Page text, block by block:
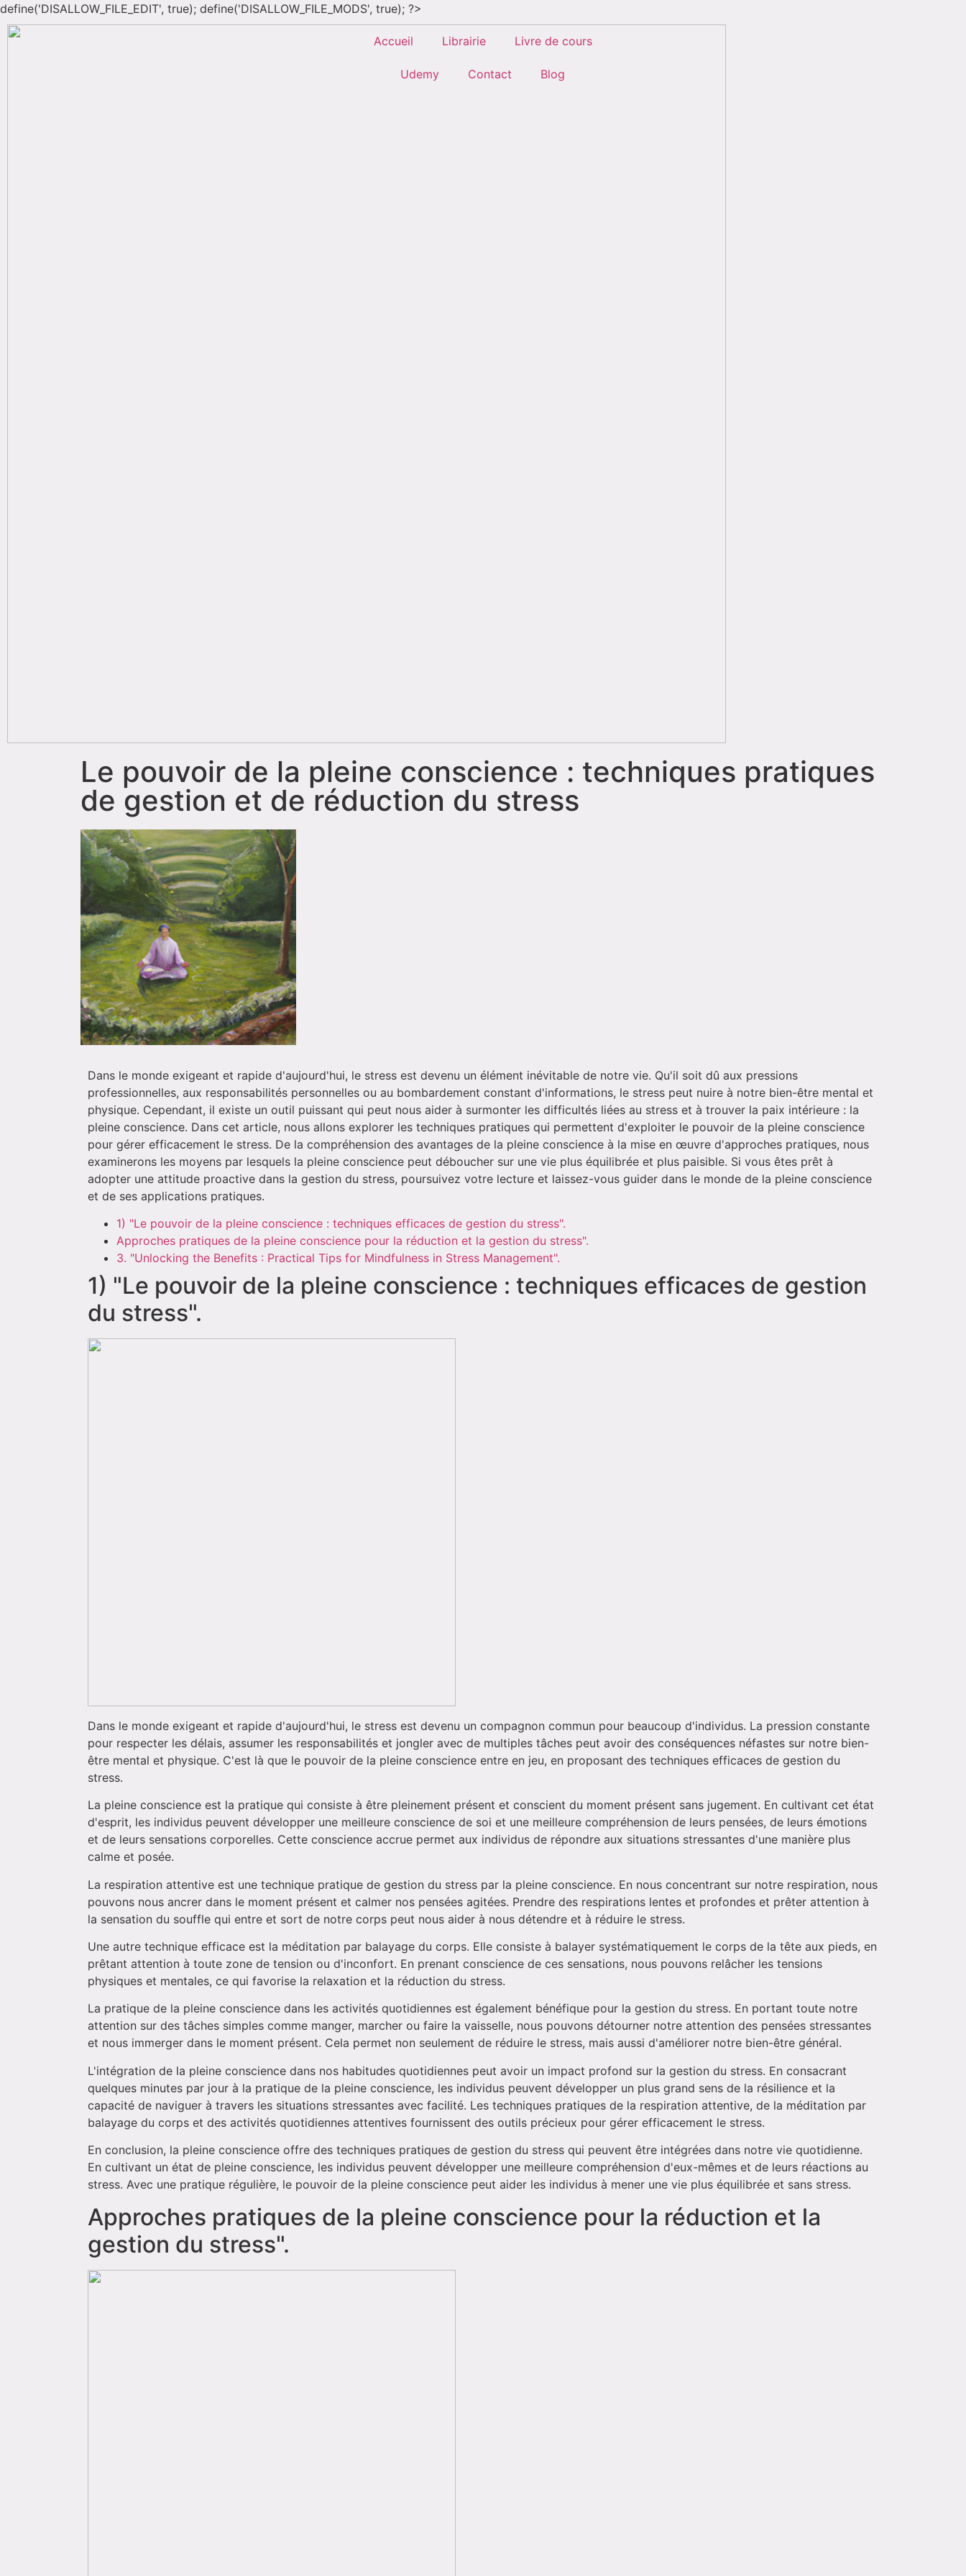
define('DISALLOW_FILE_EDIT', true); define('DISALLOW_FILE_MODS', true); ?>
Accueil Librairie Livre de cours
Udemy Contact Blog
Le pouvoir de la pleine conscience : techniques pratiques
de gestion et de réduction du stress
Dans le monde exigeant et rapide d'aujourd'hui, le stress est devenu un élément inévitable de notre vie. Qu'il soit dû aux pressions
professionnelles, aux responsabilités personnelles ou au bombardement constant d'informations, le stress peut nuire à notre bien-être mental et
physique. Cependant, il existe un outil puissant qui peut nous aider à surmonter les difficultés liées au stress et à trouver la paix intérieure : la
pleine conscience. Dans cet article, nous allons explorer les techniques pratiques qui permettent d'exploiter le pouvoir de la pleine conscience
pour gérer efficacement le stress. De la compréhension des avantages de la pleine conscience à la mise en œuvre d'approches pratiques, nous
examinerons les moyens par lesquels la pleine conscience peut déboucher sur une vie plus équilibrée et plus paisible. Si vous êtes prêt à
adopter une attitude proactive dans la gestion du stress, poursuivez votre lecture et laissez-vous guider dans le monde de la pleine conscience
et de ses applications pratiques.
1) "Le pouvoir de la pleine conscience : techniques efficaces de gestion du stress".
Approches pratiques de la pleine conscience pour la réduction et la gestion du stress".
3. "Unlocking the Benefits : Practical Tips for Mindfulness in Stress Management".
1) "Le pouvoir de la pleine conscience : techniques efficaces de gestion
du stress".
Dans le monde exigeant et rapide d'aujourd'hui, le stress est devenu un compagnon commun pour beaucoup d'individus. La pression constante
pour respecter les délais, assumer les responsabilités et jongler avec de multiples tâches peut avoir des conséquences néfastes sur notre bien-
être mental et physique. C'est là que le pouvoir de la pleine conscience entre en jeu, en proposant des techniques efficaces de gestion du
stress.
La pleine conscience est la pratique qui consiste à être pleinement présent et conscient du moment présent sans jugement. En cultivant cet état
d'esprit, les individus peuvent développer une meilleure conscience de soi et une meilleure compréhension de leurs pensées, de leurs émotions
et de leurs sensations corporelles. Cette conscience accrue permet aux individus de répondre aux situations stressantes d'une manière plus
calme et posée.
La respiration attentive est une technique pratique de gestion du stress par la pleine conscience. En nous concentrant sur notre respiration, nous
pouvons nous ancrer dans le moment présent et calmer nos pensées agitées. Prendre des respirations lentes et profondes et prêter attention à
la sensation du souffle qui entre et sort de notre corps peut nous aider à nous détendre et à réduire le stress.
Une autre technique efficace est la méditation par balayage du corps. Elle consiste à balayer systématiquement le corps de la tête aux pieds, en
prêtant attention à toute zone de tension ou d'inconfort. En prenant conscience de ces sensations, nous pouvons relâcher les tensions
physiques et mentales, ce qui favorise la relaxation et la réduction du stress.
La pratique de la pleine conscience dans les activités quotidiennes est également bénéfique pour la gestion du stress. En portant toute notre
attention sur des tâches simples comme manger, marcher ou faire la vaisselle, nous pouvons détourner notre attention des pensées stressantes
et nous immerger dans le moment présent. Cela permet non seulement de réduire le stress, mais aussi d'améliorer notre bien-être général.
L'intégration de la pleine conscience dans nos habitudes quotidiennes peut avoir un impact profond sur la gestion du stress. En consacrant
quelques minutes par jour à la pratique de la pleine conscience, les individus peuvent développer un plus grand sens de la résilience et la
capacité de naviguer à travers les situations stressantes avec facilité. Les techniques pratiques de la respiration attentive, de la méditation par
balayage du corps et des activités quotidiennes attentives fournissent des outils précieux pour gérer efficacement le stress.
En conclusion, la pleine conscience offre des techniques pratiques de gestion du stress qui peuvent être intégrées dans notre vie quotidienne.
En cultivant un état de pleine conscience, les individus peuvent développer une meilleure compréhension d'eux-mêmes et de leurs réactions au
stress. Avec une pratique régulière, le pouvoir de la pleine conscience peut aider les individus à mener une vie plus équilibrée et sans stress.
Approches pratiques de la pleine conscience pour la réduction et la
gestion du stress".